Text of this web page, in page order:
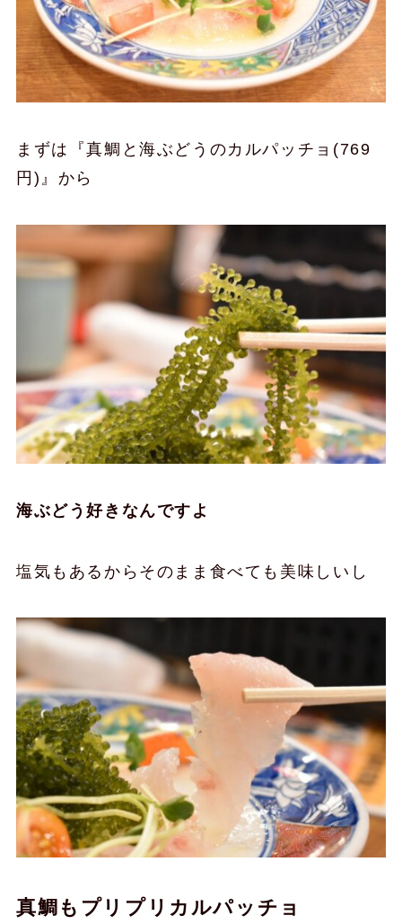
まずは『真鯛と海ぶどうのカルパッチョ(769
円)』から
海ぶどう好きなんですよ
塩気もあるからそのまま食べても美味しいし
真鯛もプリプリカルパッチョ